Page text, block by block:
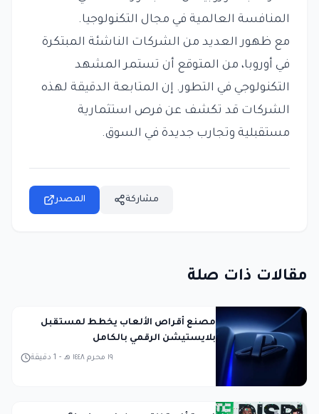
المنافسة العالمية في مجال التكنولوجيا.
مع ظهور العديد من الشركات الناشئة المبتكرة
في أوروبا، من المتوقع أن تستمر المشهد
التكنولوجي في التطور. إن المتابعة الدقيقة لهذه
الشركات قد تكشف عن فرص استثمارية
مستقبلية وتجارب جديدة في السوق.
المصدر مشاركة
مقالات ذات صلة
مصنع أقراص الألعاب يخطط لمستقبل
بلايستيشن الرقمي بالكامل
1 دقيقة - ١٩ محرم ١٤٤٨ هـ